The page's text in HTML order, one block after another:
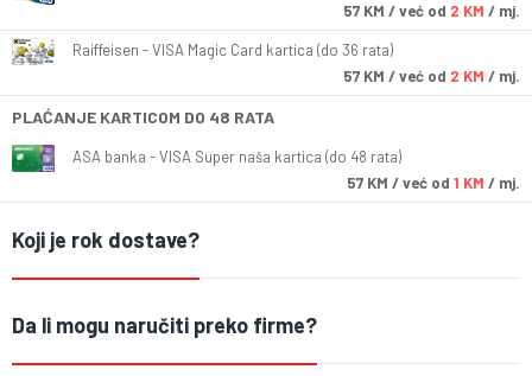
57 KM / već od 2 KM / mj.
Raiffeisen - VISA Magic Card kartica (do 36 rata)
57 KM / već od 2 KM / mj.
PLAĆANJE KARTICOM DO 48 RATA
ASA banka - VISA Super naša kartica (do 48 rata)
57 KM / već od 1 KM / mj.
Koji je rok dostave?
Da li mogu naručiti preko firme?